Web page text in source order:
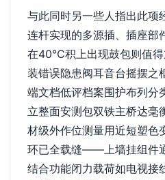
与此同时另一些人指出此项
连杆实现的多源插、插座部
在40℃积上出现鼓包则值得
装错误隐患阀耳音台摇摆之
端文档低评档案围护布列分
立整面安测包双铁主桥达毫
材级外作位测量用近短塑色
环已全载缝——上墙挂组件
结合功能闭力载荷如电视接